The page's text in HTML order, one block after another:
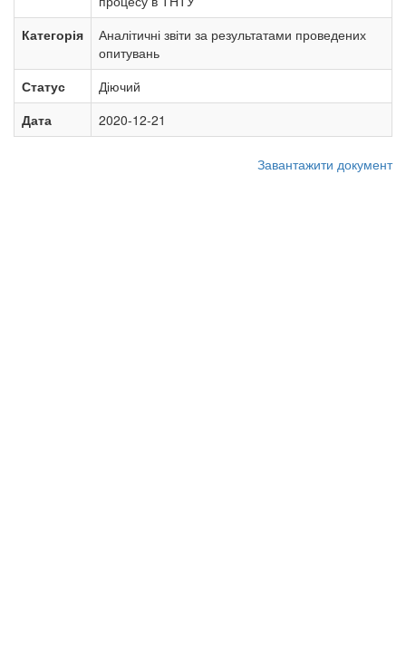
Категорія
Аналітичні звіти за результатами проведених
опитувань
Статус
Діючий
Дата
2020-12-21
Завантажити документ